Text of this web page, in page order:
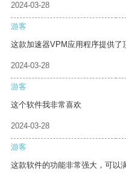
2024-03-28
游客
这款加速器VPM应用程序提供了
2024-03-28
游客
这个软件我非常喜欢
2024-03-28
游客
这款软件的功能非常强大，可以